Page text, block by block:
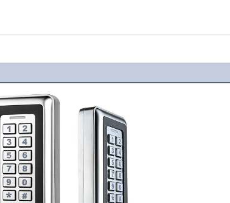
ド/NFCタ
ムシート
フォブ&キ
ー
トバンド